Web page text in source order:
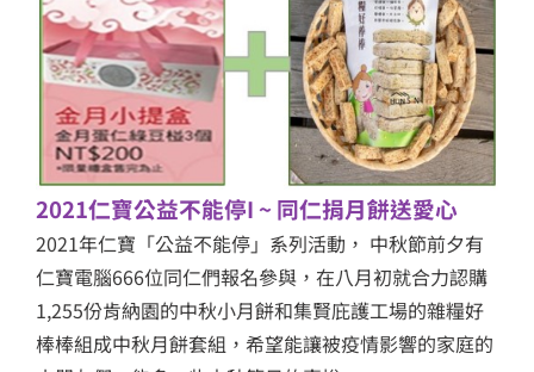
2021仁寶公益不能停I ~ 同仁捐月餅送愛心
2021年仁寶「公益不能停」系列活動， 中秋節前夕有
仁寶電腦666位同仁們報名參與，在八月初就合力認購
1,255份肯納園的中秋小月餅和集賢庇護工場的雜糧好
棒棒組成中秋月餅套組，希望能讓被疫情影響的家庭的